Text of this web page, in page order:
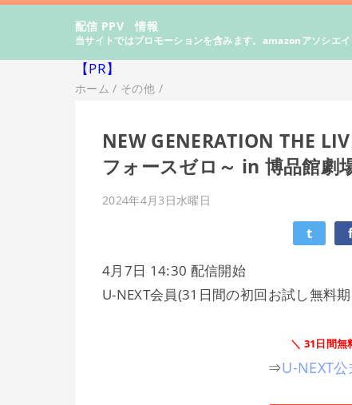
配信 PPV 情報
当サイトではプロモーションを含みます。amazonアソシエイ
【PR】
ホーム / その他 /
NEW GENERATION THE
フォースゼロ～ in 博品館劇
2024年4月3日水曜日
t
4月7日 14:30 配信開始
U-NEXT会員(31日間の初回お試し無料
＼ 31日間無
⇒U-NEXT